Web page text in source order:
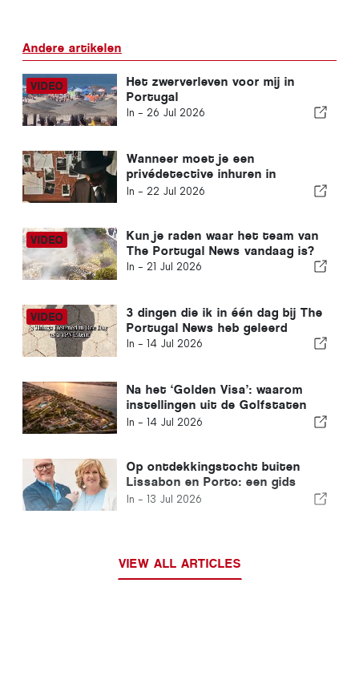
Andere artikelen
Het zwerverleven voor mij in
Portugal
In - 26 Jul 2026
Wanneer moet je een
privédetective inhuren in
Portugal? Vijf situaties waarin
In - 22 Jul 2026
Kun je raden waar het team van
The Portugal News vandaag is?
In - 21 Jul 2026
3 dingen die ik in één dag bij The
Portugal News heb geleerd
In - 14 Jul 2026
Na het ‘Golden Visa’: waarom
instellingen uit de Golfstaten
nog steeds in Portugal
In - 14 Jul 2026
Op ontdekkingstocht buiten
Lissabon en Porto: een gids
voor het noorden van Portugal
In - 13 Jul 2026
VIEW ALL ARTICLES